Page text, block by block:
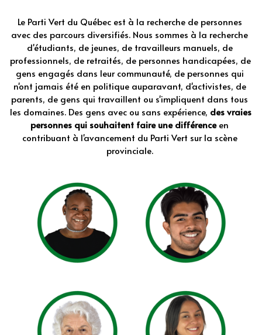
Le Parti Vert du Québec est à la recherche de personnes
avec des parcours diversifiés. Nous sommes à la recherche
d'étudiants, de jeunes, de travailleurs manuels, de
professionnels, de retraités, de personnes handicapées, de
gens engagés dans leur communauté, de personnes qui
n'ont jamais été en politique auparavant, d'activistes, de
parents, de gens qui travaillent ou s'impliquent dans tous
les domaines. Des gens avec ou sans expérience, des vraies
personnes qui souhaitent faire une différence en
contribuant à l'avancement du Parti Vert sur la scène
provinciale.